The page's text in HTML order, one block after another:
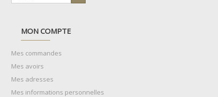
MON COMPTE
Mes commandes
Mes avoirs
Mes adresses
Mes informations personnelles